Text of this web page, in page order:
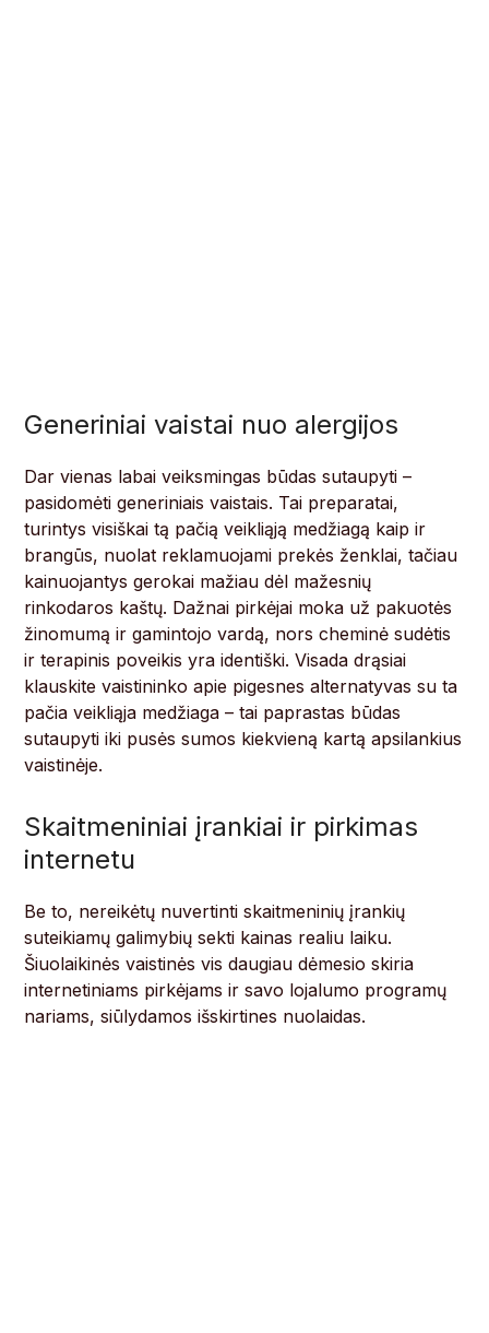
Generiniai vaistai nuo alergijos
Dar vienas labai veiksmingas būdas sutaupyti –
pasidomėti generiniais vaistais. Tai preparatai,
turintys visiškai tą pačią veikliąją medžiagą kaip ir
brangūs, nuolat reklamuojami prekės ženklai, tačiau
kainuojantys gerokai mažiau dėl mažesnių
rinkodaros kaštų. Dažnai pirkėjai moka už pakuotės
žinomumą ir gamintojo vardą, nors cheminė sudėtis
ir terapinis poveikis yra identiški. Visada drąsiai
klauskite vaistininko apie pigesnes alternatyvas su ta
pačia veikliąja medžiaga – tai paprastas būdas
sutaupyti iki pusės sumos kiekvieną kartą apsilankius
vaistinėje.
Skaitmeniniai įrankiai ir pirkimas
internetu
Be to, nereikėtų nuvertinti skaitmeninių įrankių
suteikiamų galimybių sekti kainas realiu laiku.
Šiuolaikinės vaistinės vis daugiau dėmesio skiria
internetiniams pirkėjams ir savo lojalumo programų
nariams, siūlydamos išskirtines nuolaidas.